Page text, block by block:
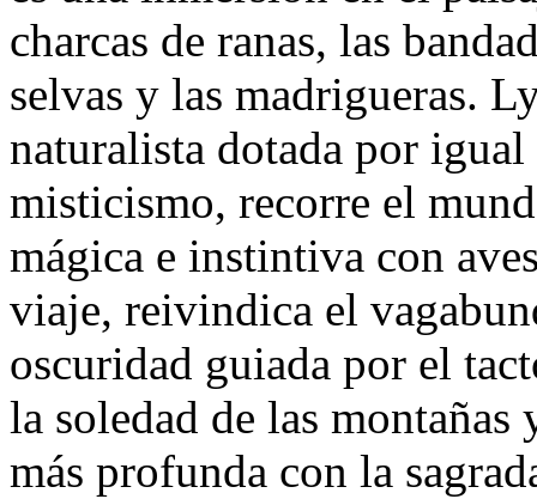
charcas de ranas, las
selvas y las madrigueras.
naturalista dotada por
misticismo, recorre el
mágica e instintiva con
viaje, reivindica el
oscuridad guiada por el
la soledad de las
más profunda con la